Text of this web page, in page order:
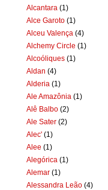
Alcantara (1)
Alce Garoto (1)
Alceu Valença (4)
Alchemy Circle (1)
Alcoóliques (1)
Aldan (4)
Alderia (1)
Ale Amazônia (1)
Alê Balbo (2)
Ale Sater (2)
Alec' (1)
Alee (1)
Alegórica (1)
Alemar (1)
Alessandra Leão (4)